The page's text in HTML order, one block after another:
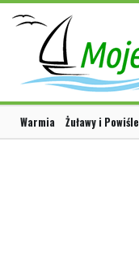
Warmia Żuławy i Powiśle